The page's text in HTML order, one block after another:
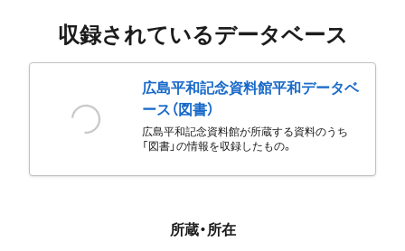
収録されているデータベース
広島平和記念資料館平和データベ
ース（図書）
広島平和記念資料館が所蔵する資料のうち
「図書」の情報を収録したもの。
所蔵・所在